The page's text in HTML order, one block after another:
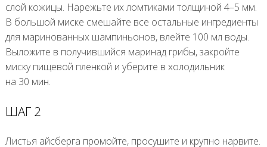
слой кожицы. Нарежьте их ломтиками толщиной 4–5 мм.
В большой миске смешайте все остальные ингредиенты
для маринованных шампиньонов, влейте 100 мл воды.
Выложите в получившийся маринад грибы, закройте
миску пищевой пленкой и уберите в холодильник
на 30 мин.
ШАГ 2
Листья айсберга промойте, просушите и крупно нарвите.